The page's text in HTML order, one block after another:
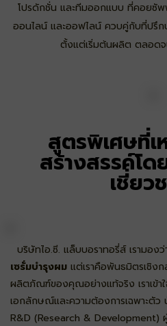
โปรดักชั่น และทีมออกแบบ ที่คอย
ออนไลน์ และออฟไลน์ ควบคู่กับที่ปรึ
ตั้งแต่เริ่มต้นผลิต ตลอดจ
สูตรพิเศษที่
สร้างสรรค์โ
เชี่ยว
บริษัทไอ.ซี. แล็บบอราทอรี่ส์ เรามองว่
เซรั่มบำรุงผม แต่เราคือพันธมิตรเชิง
ผลิตภัณฑ์ของคุณอย่างแท้จริง เราเข้า
เอกลักษณ์และความต้องการเฉพาะตัว
R&D (Research & Development)